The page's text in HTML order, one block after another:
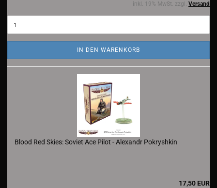
inkl. 19% MwSt. zzgl. Versand
IN DEN WARENKORB
Blood Red Skies: Soviet Ace Pilot - Alexandr Pokryshkin
17,50 EUR